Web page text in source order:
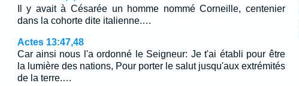
Il y avait à Césarée un homme nommé Corneille, centenier
dans la cohorte dite italienne.…
Actes 13:47,48
Car ainsi nous l'a ordonné le Seigneur: Je t'ai établi pour être
la lumière des nations, Pour porter le salut jusqu'aux extrémités
de la terre.…